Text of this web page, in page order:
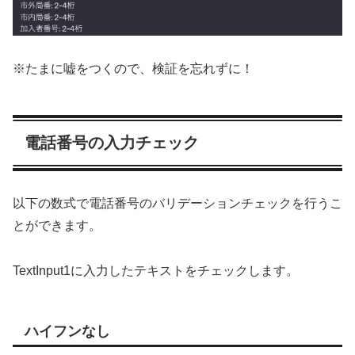
※たまに嘘をつくので、検証を忘れずに！
電話番号の入力チェック
以下の数式で電話番号のバリデーションチェックを行うこ
とができます。
TextInput1に入力したテキストをチェックします。
ハイフンなし